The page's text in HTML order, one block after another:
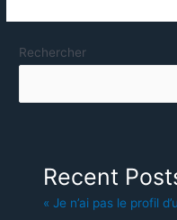
Rechercher
Recent
« Je n’ai pas le profil